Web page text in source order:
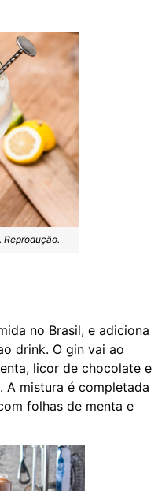
Reprodução.
no Brasil, e adiciona
drink. O gin vai ao
licor de chocolate e
A mistura é completada
folhas de menta e